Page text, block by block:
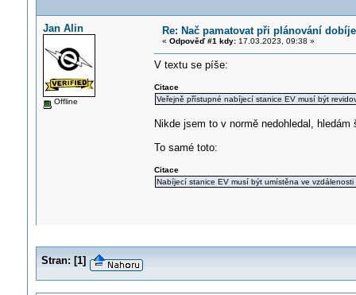
Jan Alin
Offline
Re: Nač pamatovat při plánování
« Odpověď #1 kdy:17.03.2023, 09:38 »
V textu se píše:
Citace
Veřejně přístupné nabíjecí stanice EV musí být
Nikde jsem to v normě nedohledal, hledám
To samé toto:
Citace
Nabíjecí stanice EV musí být umístěna ve
Stran: [1]